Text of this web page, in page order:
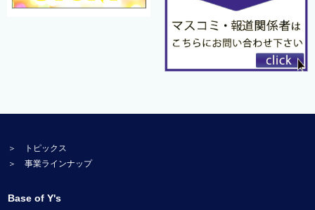
＞ トピックス
＞ 事業ラインナップ
Base of Y's